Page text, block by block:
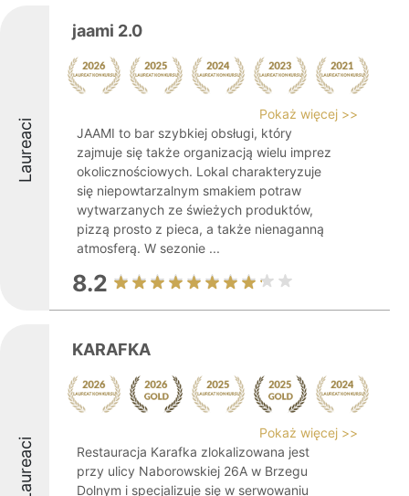
Laureaci
jaami 2.0
Pokaż więcej >>
JAAMI to bar szybkiej obsługi, który
zajmuje się także organizacją wielu imprez
okolicznościowych. Lokal charakteryzuje
się niepowtarzalnym smakiem potraw
wytwarzanych ze świeżych produktów,
pizzą prosto z pieca, a także nienaganną
atmosferą. W sezonie ...
8.2
Laureaci
KARAFKA
Pokaż więcej >>
Restauracja Karafka zlokalizowana jest
przy ulicy Naborowskiej 26A w Brzegu
Dolnym i specjalizuje się w serwowaniu